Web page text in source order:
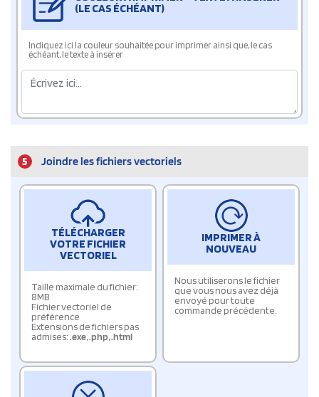
(LE CAS ÉCHÉANT)
Indiquez ici la couleur souhaitée pour imprimer ainsi que, le cas
échéant, le texte à insérer
5 Joindre les fichiers vectoriels
TÉLÉCHARGER
VOTRE FICHIER
VECTORIEL
Taille maximale du fichier:
8MB
Fichier vectoriel de
préférence
Extensions de fichiers pas
admises:.exe,.php,.html
IMPRIMER À
NOUVEAU
Nous utiliserons le fichier
que vous nous avez déjà
envoyé pour toute
commande précédente.